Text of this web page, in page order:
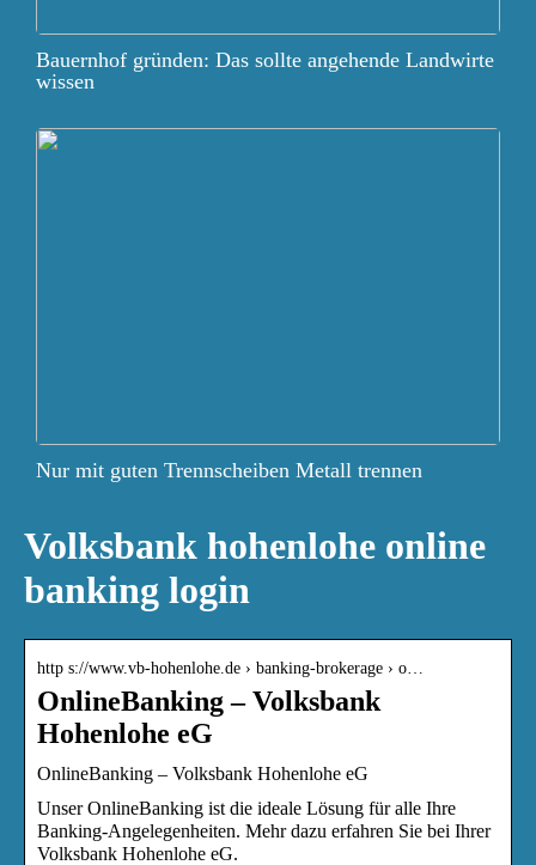
Bauernhof gründen: Das sollte angehende Landwirte
wissen
Nur mit guten Trennscheiben Metall trennen
Volksbank hohenlohe online
banking login
http s://www.vb-hohenlohe.de › banking-brokerage › o…
OnlineBanking – Volksbank
Hohenlohe eG
OnlineBanking – Volksbank Hohenlohe eG
Unser OnlineBanking ist die ideale Lösung für alle Ihre
Banking-Angelegenheiten. Mehr dazu erfahren Sie bei Ihrer
Volksbank Hohenlohe eG.